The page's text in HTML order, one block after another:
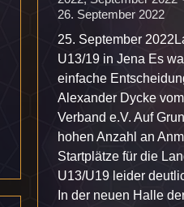
26. September 2022
25. September
U13/19 in Jena Es
einfache
Alexander Dycke
Verband e.V. Auf
hohen Anzahl an
Startplätze für die
U13/U19 leider
In der neuen Halle